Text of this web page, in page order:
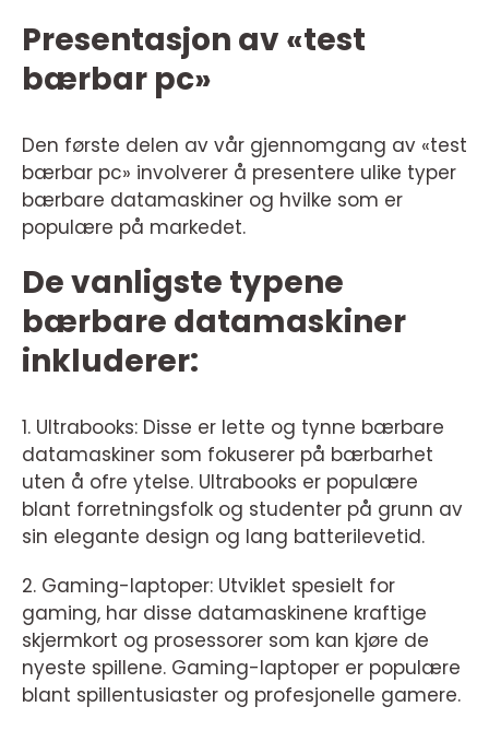
Presentasjon av «test
bærbar pc»
Den første delen av vår gjennomgang av «test
bærbar pc» involverer å presentere ulike typer
bærbare datamaskiner og hvilke som er
populære på markedet.
De vanligste typene
bærbare datamaskiner
inkluderer:
1. Ultrabooks: Disse er lette og tynne bærbare
datamaskiner som fokuserer på bærbarhet
uten å ofre ytelse. Ultrabooks er populære
blant forretningsfolk og studenter på grunn av
sin elegante design og lang batterilevetid.
2. Gaming-laptoper: Utviklet spesielt for
gaming, har disse datamaskinene kraftige
skjermkort og prosessorer som kan kjøre de
nyeste spillene. Gaming-laptoper er populære
blant spillentusiaster og profesjonelle gamere.